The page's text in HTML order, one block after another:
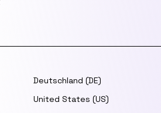
Deutschland (DE)
United States (US)